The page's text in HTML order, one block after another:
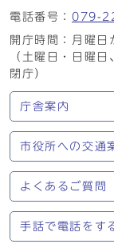
電話番号： 079-
開庁時間：月曜
（土曜日・日曜
閉庁）
庁舎案内
市役所への交通
よくあるご質問
手話で電話をす